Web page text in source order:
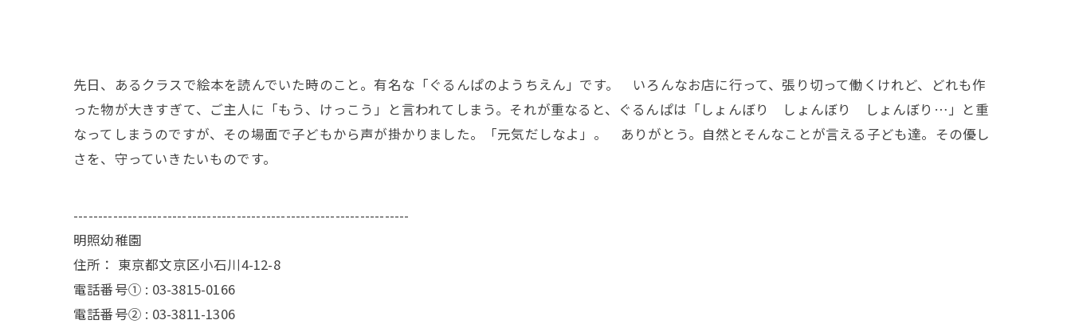
先日、あるクラスで絵本を読んでいた時のこと。有名な「ぐるんぱのようちえん」です。 いろんなお店に行って、張り切って働くけれど、どれも作
った物が大きすぎて、ご主人に「もう、けっこう」と言われてしまう。それが重なると、ぐるんぱは「しょんぼり しょんぼり しょんぼり…」と重
なってしまうのですが、その場面で子どもから声が掛かりました。「元気だしなよ」。 ありがとう。自然とそんなことが言える子ども達。その優し
さを、守っていきたいものです。
--------------------------------------------------------------------
明照幼稚園
住所： 東京都文京区小石川4-12-8
電話番号① : 03-3815-0166
電話番号② : 03-3811-1306